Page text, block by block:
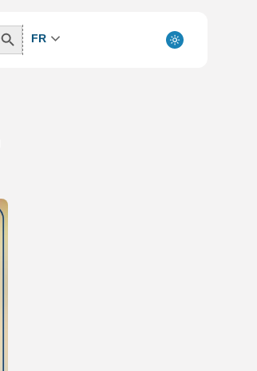
Search
Button
FR